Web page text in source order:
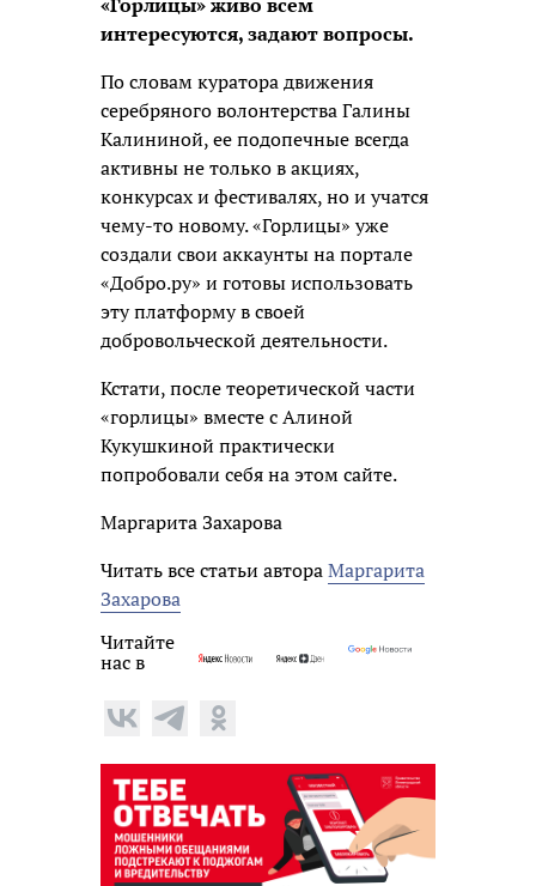
интересуются, задают вопросы.
По словам куратора движения
серебряного волонтерства Галины
Калининой, ее подопечные всегда
активны не только в акциях,
конкурсах и фестивалях, но и учатся
чему-то новому. «Горлицы» уже
создали свои аккаунты на портале
«Добро.ру» и готовы использовать
эту платформу в своей
добровольческой деятельности.
Кстати, после теоретической части
«горлицы» вместе с Алиной
Кукушкиной практически
попробовали себя на этом сайте.
Маргарита Захарова
Читать все статьи автораМаргарита
Захарова
Читайте
нас в